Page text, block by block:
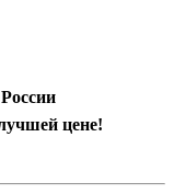
туристический
к истокам русской
цене!